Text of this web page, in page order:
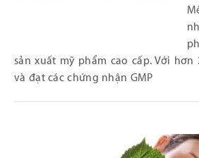
sản xuất mỹ phẩm cao cấp. Với
và đạt các chứng nhận GMP